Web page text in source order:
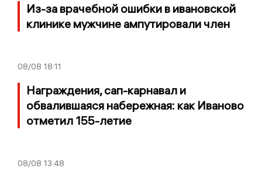
Из-за врачебной ошибки в ивановской
клинике мужчине ампутировали член
08/08 18:11
Награждения, сап-карнавал и
обвалившаяся набережная: как Иваново
отметил 155-летие
08/08 13:48